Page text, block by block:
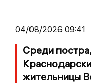
04/08/2026 09:41
Среди
жительницы